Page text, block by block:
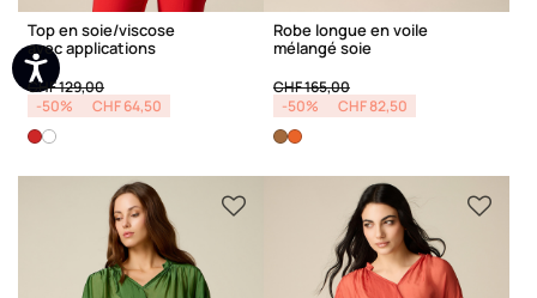
Top en soie/viscose
avec applications
Price reduced from
CHF 129,00to
-50%
CHF 64,50
Robe longue en voile
mélangé soie
Price reduced from
CHF 165,00to
-50%
CHF 82,50